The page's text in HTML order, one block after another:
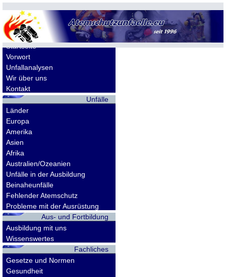
Allgemeines
Startseite
Vorwort
Unfallanalysen
Wir über uns
Kontakt
Unfälle
Länder
Europa
Amerika
Asien
Afrika
Australien/Ozeanien
Unfälle in der Ausbildung
Beinaheunfälle
Fehlender Atemschutz
Probleme mit der Ausrüstung
Aus- und Fortbildung
Ausbildung mit uns
Wissenswertes
Fachliches
Gesetze und Normen
Gesundheit